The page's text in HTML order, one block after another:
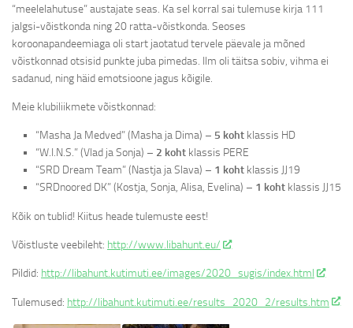
“meelelahutuse” austajate seas. Ka sel korral sai tulemuse kirja 111
jalgsi-võistkonda ning 20 ratta-võistkonda. Seoses
koroonapandeemiaga oli start jaotatud tervele päevale ja mõned
võistkonnad otsisid punkte juba pimedas. Ilm oli täitsa sobiv, vihma ei
sadanud, ning häid emotsioone jagus kõigile.
Meie klubiliikmete võistkonnad:
“Masha Ja Medved” (Masha ja Dima) – 5 koht klassis HD
“W.I.N.S.” (Vlad ja Sonja) – 2 koht klassis PERE
“SRD Dream Team” (Nastja ja Slava) – 1 koht klassis JJ19
“SRDnoored DK” (Kostja, Sonja, Alisa, Evelina) – 1 koht klassis JJ15
Kõik on tublid! Kiitus heade tulemuste eest!
Võistluste veebileht: http://www.libahunt.eu/
Pildid: http://libahunt.kutimuti.ee/images/2020_sugis/index.html
Tulemused: http://libahunt.kutimuti.ee/results_2020_2/results.htm